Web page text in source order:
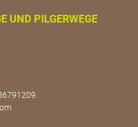
UND PILGERWEGE